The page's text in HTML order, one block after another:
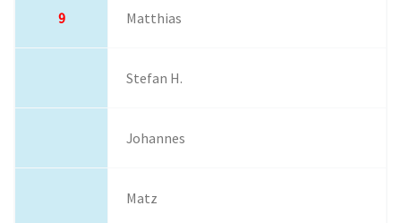
9 Matthias
Stefan H.
Johannes
Matz